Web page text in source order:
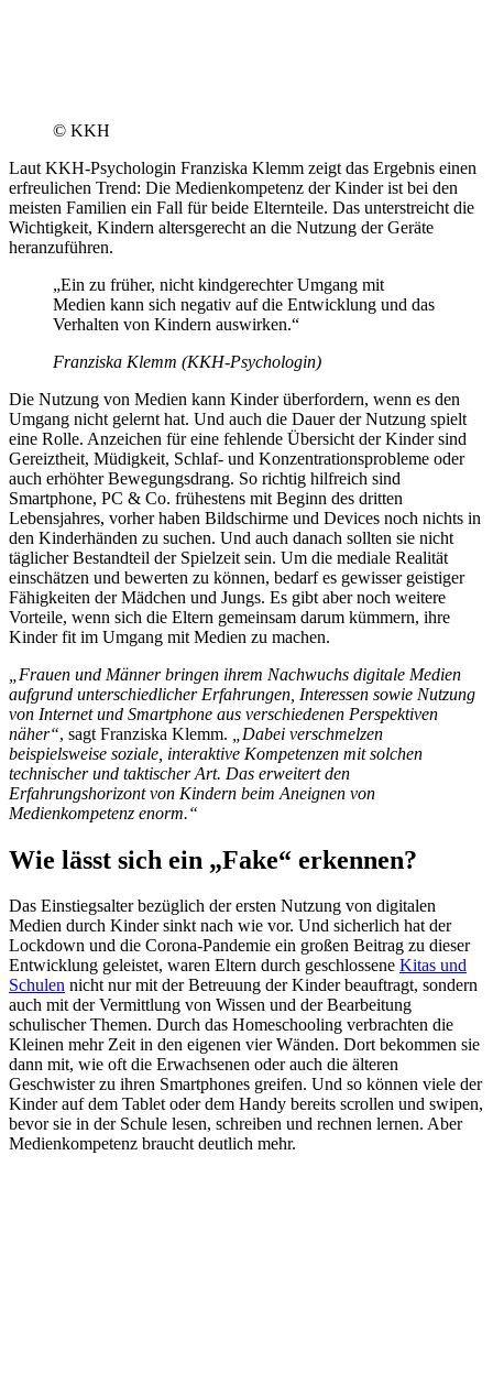
© KKH
Laut KKH-Psychologin Franziska Klemm zeigt das Ergebnis einen
erfreulichen Trend: Die Medienkompetenz der Kinder ist bei den
meisten Familien ein Fall für beide Elternteile. Das unterstreicht die
Wichtigkeit, Kindern altersgerecht an die Nutzung der Geräte
heranzuführen.
„Ein zu früher, nicht kindgerechter Umgang mit
Medien kann sich negativ auf die Entwicklung und das
Verhalten von Kindern auswirken.“
Franziska Klemm (KKH-Psychologin)
Die Nutzung von Medien kann Kinder überfordern, wenn es den
Umgang nicht gelernt hat. Und auch die Dauer der Nutzung spielt
eine Rolle. Anzeichen für eine fehlende Übersicht der Kinder sind
Gereiztheit, Müdigkeit, Schlaf- und Konzentrationsprobleme oder
auch erhöhter Bewegungsdrang. So richtig hilfreich sind
Smartphone, PC & Co. frühestens mit Beginn des dritten
Lebensjahres, vorher haben Bildschirme und Devices noch nichts in
den Kinderhänden zu suchen. Und auch danach sollten sie nicht
täglicher Bestandteil der Spielzeit sein. Um die mediale Realität
einschätzen und bewerten zu können, bedarf es gewisser geistiger
Fähigkeiten der Mädchen und Jungs. Es gibt aber noch weitere
Vorteile, wenn sich die Eltern gemeinsam darum kümmern, ihre
Kinder fit im Umgang mit Medien zu machen.
„Frauen und Männer bringen ihrem Nachwuchs digitale Medien
aufgrund unterschiedlicher Erfahrungen, Interessen sowie Nutzung
von Internet und Smartphone aus verschiedenen Perspektiven
näher“, sagt Franziska Klemm.
„Dabei verschmelzen
beispielsweise soziale, interaktive Kompetenzen mit solchen
technischer und taktischer Art. Das erweitert den
Erfahrungshorizont von Kindern beim Aneignen von
Medienkompetenz enorm.“
Wie lässt sich ein „Fake“ erkennen?
Das Einstiegsalter bezüglich der ersten Nutzung von digitalen
Medien durch Kinder sinkt nach wie vor. Und sicherlich hat der
Lockdown und die Corona-Pandemie ein großen Beitrag zu dieser
Entwicklung geleistet, waren Eltern durch geschlossene Kitas und
Schulen nicht nur mit der Betreuung der Kinder beauftragt, sondern
auch mit der Vermittlung von Wissen und der Bearbeitung
schulischer Themen. Durch das Homeschooling verbrachten die
Kleinen mehr Zeit in den eigenen vier Wänden. Dort bekommen sie
dann mit, wie oft die Erwachsenen oder auch die älteren
Geschwister zu ihren Smartphones greifen. Und so können viele der
Kinder auf dem Tablet oder dem Handy bereits scrollen und swipen,
bevor sie in der Schule lesen, schreiben und rechnen lernen. Aber
Medienkompetenz braucht deutlich mehr.